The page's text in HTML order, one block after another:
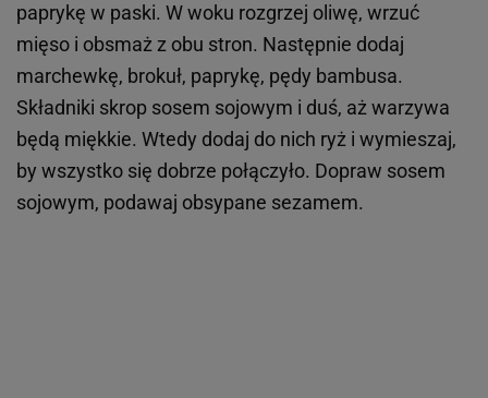
paprykę w paski. W woku rozgrzej oliwę, wrzuć
mięso i obsmaż z obu stron. Następnie dodaj
marchewkę, brokuł, paprykę, pędy bambusa.
Składniki skrop sosem sojowym i duś, aż warzywa
będą miękkie. Wtedy dodaj do nich ryż i wymieszaj,
by wszystko się dobrze połączyło. Dopraw sosem
sojowym, podawaj obsypane sezamem.